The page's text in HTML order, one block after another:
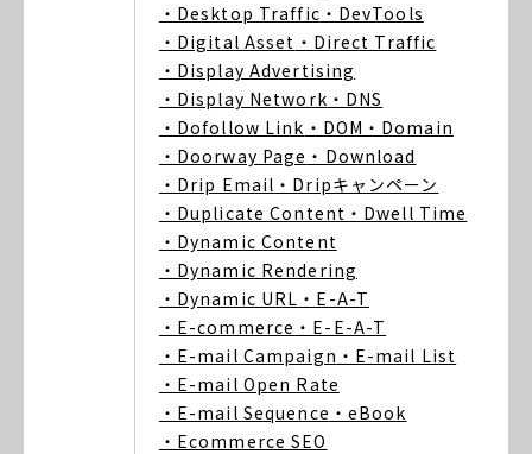
・Desktop Traffic ・DevTools
・Digital Asset ・Direct Traffic
・Display Advertising
・Display Network ・DNS
・Dofollow Link ・DOM ・Domain
・Doorway Page ・Download
・Drip Email ・Dripキャンペーン
・Duplicate Content ・Dwell Time
・Dynamic Content
・Dynamic Rendering
・Dynamic URL ・E-A-T
・E-commerce ・E-E-A-T
・E-mail Campaign ・E-mail List
・E-mail Open Rate
・E-mail Sequence ・eBook
・Ecommerce SEO